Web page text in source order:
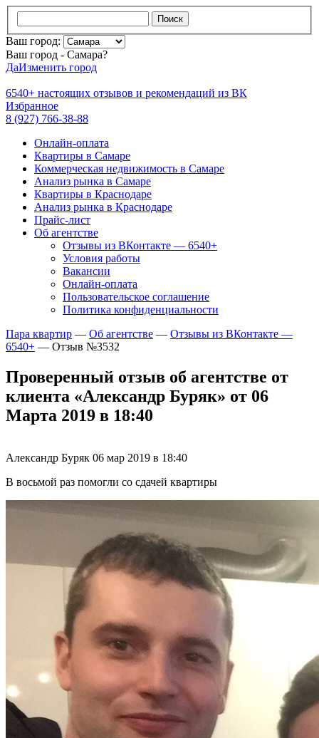
Поиск
Ваш город:
Ваш город - Самара?
ДаИзменить город
6540+ настоящих отзывов и рекомендаций из ВК
Избранное
8 (927) 766-38-88
Онлайн-оплата
Квартиры в Самаре
Коммерческая недвижимость в Самаре
Анализ рынка в Самаре
Квартиры в Краснодаре
Анализ рынка в Краснодаре
Прайс-лист
Об агентстве
Отзывы из ВКонтакте — 6540+
Условия работы
Вакансии
Онлайн-оплата
Пользовательское соглашение
Политика конфиденциальности
Пара квартир — Об агентстве — Отзывы из ВКонтакте —
6540+ — Отзыв №3532
Проверенный отзыв об агентстве от
клиента «Александр Буряк» от 06
Марта 2019 в 18:40
Александр Буряк 06 мар 2019 в 18:40
В восьмой раз помогли со сдачей квартиры